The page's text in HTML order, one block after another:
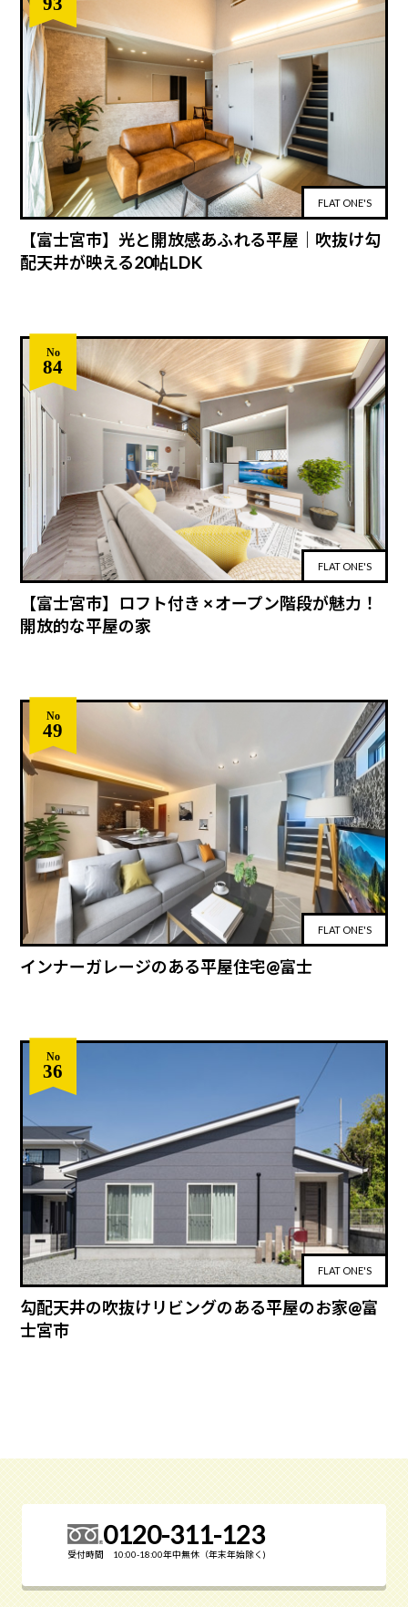
FLAT ONE'S
【富士宮市】光と開放感あふれる平屋｜吹抜け勾
配天井が映える20帖LDK
No
84
FLAT ONE'S
【富士宮市】ロフト付き × オープン階段が魅力！
開放的な平屋の家
No
49
FLAT ONE'S
インナーガレージのある平屋住宅@富士
No
36
FLAT ONE'S
勾配天井の吹抜けリビングのある平屋のお家@富
士宮市
0120-311-123
受付時間 10:00-18:00年中無休（年末年始除く)